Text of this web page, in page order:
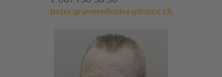
peter.gruenenfelder@topcc.ch